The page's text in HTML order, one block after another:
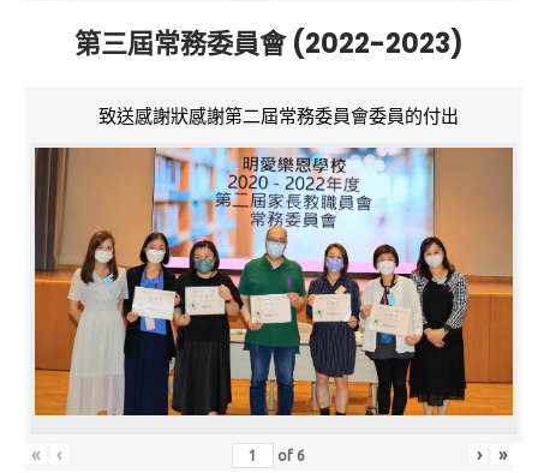
第三屆常務委員會 (2022-2023)
致送感謝狀感謝第二屆常務委員會委員的付出
« ‹ of 6 › »